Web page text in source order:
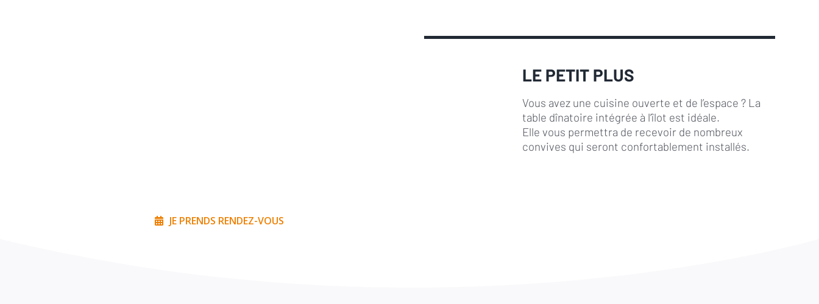
JE PRENDS RENDEZ-VOUS
LE PETIT PLUS
Vous avez une cuisine ouverte et de l’espace ? La
table dînatoire intégrée à l’îlot est idéale.
Elle vous permettra de recevoir de nombreux
convives qui seront confortablement installés.